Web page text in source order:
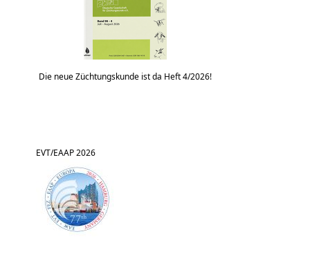
Die neue Züchtungskunde ist da Heft 4/2026!
EVT/EAAP 2026